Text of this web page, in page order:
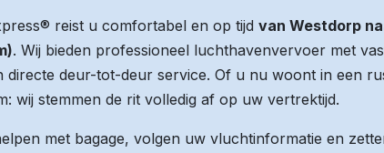
reist u comfortabel en op tijd van Westdorp
. Wij bieden professioneel luchthavenvervoer met
directe deur-tot-deur service. Of u nu woont in een
wij stemmen de rit volledig af op uw vertrektijd.
met bagage, volgen uw vluchtinformatie en